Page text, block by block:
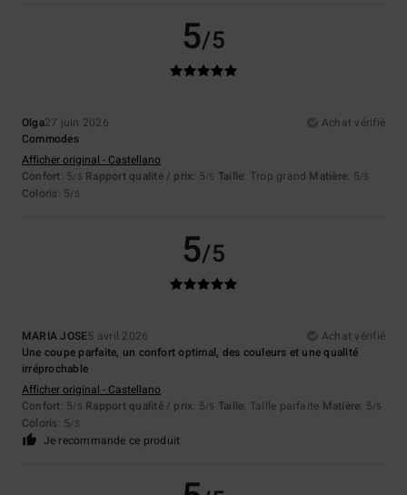
5/5
Olga27 juin 2026
Achat vérifié
Commodes
Afficher original - Castellano
Confort: 5/5 Rapport qualité / prix: 5/5 Taille: Trop grand Matière: 5/5
Coloris: 5/5
5/5
MARIA JOSE5 avril 2026
Achat vérifié
Une coupe parfaite, un confort optimal, des couleurs et une qualité
irréprochable
Afficher original - Castellano
Confort: 5/5 Rapport qualité / prix: 5/5 Taille: Taille parfaite Matière: 5/5
Coloris: 5/5
Je recommande ce produit